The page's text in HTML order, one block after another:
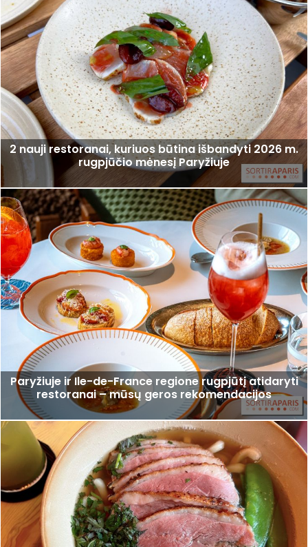
2 nauji restoranai, kuriuos būtina išbandyti 2026 m.
rugpjūčio mėnesį Paryžiuje
Paryžiuje ir Ile-de-France regione rugpjūtį atidaryti
restoranai – mūsų geros rekomendacijos